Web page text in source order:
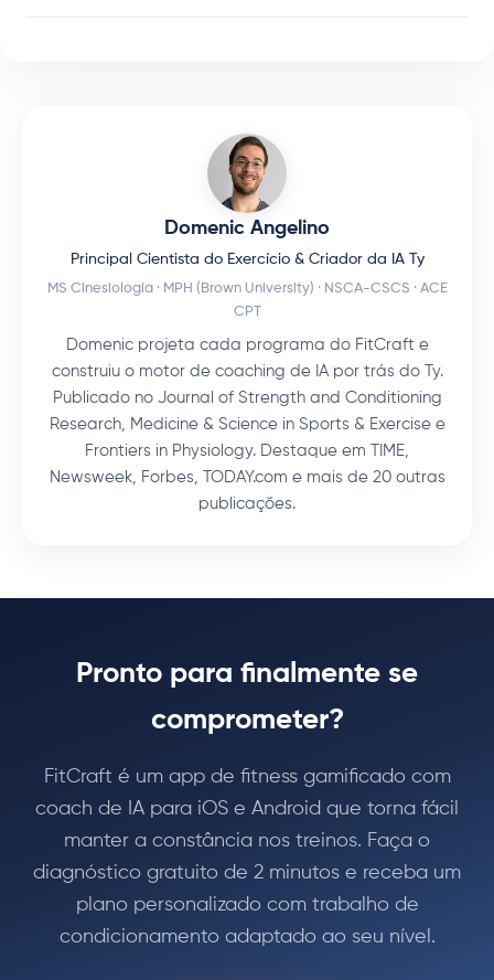
Domenic Angelino
Principal Cientista do Exercício & Criador da IA Ty
MS Cinesiologia · MPH (Brown University) · NSCA-CSCS · ACE
CPT
Domenic projeta cada programa do FitCraft e
construiu o motor de coaching de IA por trás do Ty.
Publicado no Journal of Strength and Conditioning
Research, Medicine & Science in Sports & Exercise e
Frontiers in Physiology. Destaque em TIME,
Newsweek, Forbes, TODAY.com e mais de 20 outras
publicações.
Pronto para finalmente se
comprometer?
FitCraft é um app de fitness gamificado com
coach de IA para iOS e Android que torna fácil
manter a constância nos treinos. Faça o
diagnóstico gratuito de 2 minutos e receba um
plano personalizado com trabalho de
condicionamento adaptado ao seu nível.